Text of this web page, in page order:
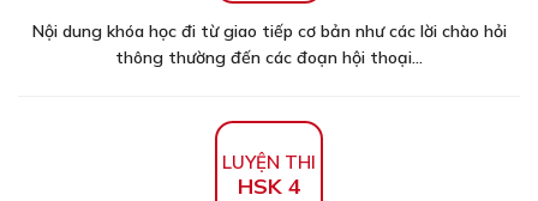
Nội dung khóa học đi từ giao tiếp cơ bản như các lời chào hỏi
thông thường đến các đoạn hội thoại...
LUYỆN THI
HSK 4